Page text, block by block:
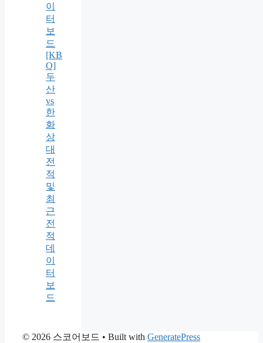
이
터
보
드
[KB
O]
두
산
vs
한
화
상
대
전
적
및
최
근
전
적
데
이
터
보
드
© 2026 스코어보드 • Built with GeneratePress